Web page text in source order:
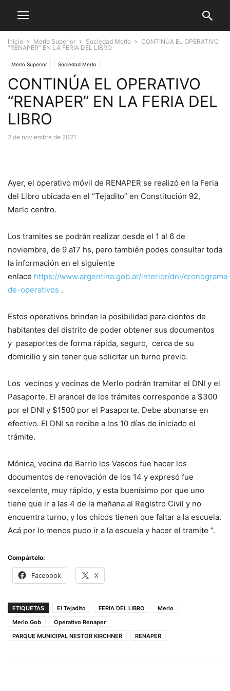
Inicio Merlo Superior Sociedad Merlo
CONTINÚA EL OPERATIVO
“RENAPER” EN LA FERIA DEL LIBRO
Merlo Superior Sociedad Merlo
CONTINÚA EL OPERATIVO
“RENAPER” EN LA FERIA DEL
LIBRO
2 de noviembre de 2021
Ayer, el operativo móvil de RENAPER se realizó en la Feria
del Libro ubicada en el “Tejadito” en Constitución 92,
Merlo centro.
Los tramites se podrán realizar desde el 1 al 6 de
noviembre, de 9 a17 hs, pero también podes consultar toda
la información en el siguiente
enlace https://www.argentina.gob.ar/interior/dni/
de-operativos .
Estos operativos brindan la posibilidad para cientos de
habitantes del distrito de poder obtener sus documentos
y pasaportes de forma rápida, seguro, cerca de su
domicilio y sin tener que solicitar un turno previo.
Los vecinos y vecinas de Merlo podrán tramitar el DNI y el
Pasaporte. El arancel de los trámites corresponde a $300
por el DNI y $1500 por el Pasaporte. Debe abonarse en
efectivo. El DNI se recibe a los 10 días de iniciado el
trámite.
Mónica, vecina de Barrio los Vascos fue hacer los
documentos de renovación de los 14 y expresó fue
«excelente, muy rápido, y esta buenísimo por que uno
tiene que ir a las 4 de la mañana al Registro Civil y no
encuentra turno, y los chicos tienen que faltar a la escuela.
Acá por lo menos pudo ir a la escuela y hacer el tramite ”.
Compártelo:
Facebook X
ETIQUETAS El Tejadito FERIA DEL LIBRO
Merlo
Merlo Gob
Operativo Renaper
PARQUE MUNICIPAL NESTOR KIRCHNER
RENAPER